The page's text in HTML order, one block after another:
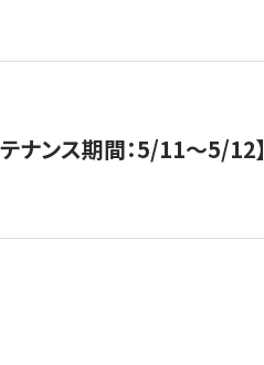
ナンス期間：5/11～5/12】